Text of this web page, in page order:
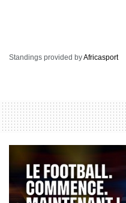
Standings provided byAfricasport